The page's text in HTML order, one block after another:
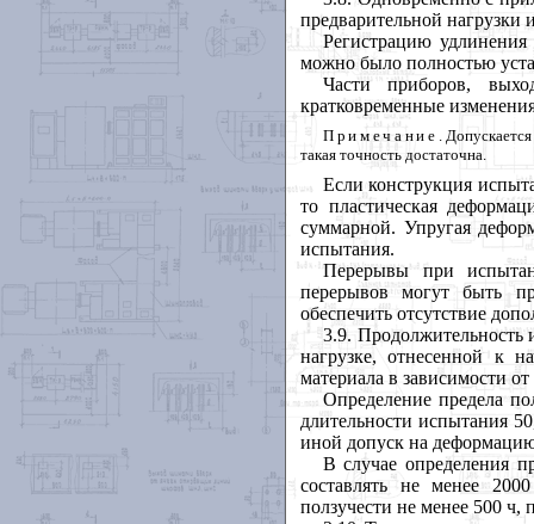
предварительной нагрузки
Регистрацию
можно было полностью
Части приборов,
кратковременные
Примеча ние
.
такая точность достаточна.
Если конструкция
то пластическая
суммарной. Упругая
испытания.
Перерывы при
перерывов могут быть
обеспечить отсутствие
3.9. Продолжительность
нагрузке, отнесенной к
материала в зависимости от
Определение предела
длительности испытания
иной допуск на
В случае определения
составлять не менее
ползучести не менее 500 ч,